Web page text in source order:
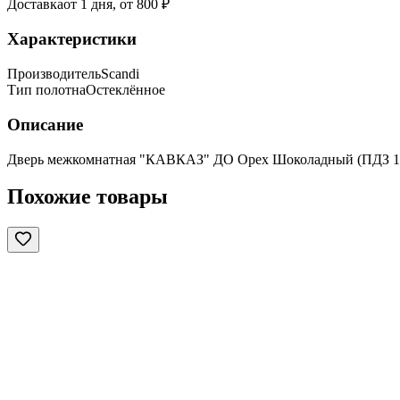
Доставкаот 1 дня, от 800 ₽
Характеристики
ПроизводительScandi
Тип полотнаОстеклённое
Описание
Дверь межкомнатная "КАВКАЗ" ДО Орех Шоколадный (ПДЗ
Похожие товары